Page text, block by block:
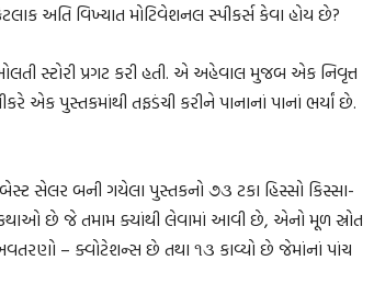
અતિ વિખ્યાત મોટિવેશનલ સ્પીકર્સ કેવા હોય છે?
સ્ટોરી પ્રગટ કરી હતી. એ અહેવાલ મુજબ એક નિવૃત્ત
એક પુસ્તકમાંથી તફડંચી કરીને પાનાનાં પાનાં ભર્યાં છે.
સેલર બની ગયેલા પુસ્તકનો ૭૩ ટકા હિસ્સો કિસ્સા-
છે જે તમામ ક્યાંથી લેવામાં આવી છે, એનો મૂળ સ્રોત
– ક્વોટેશન્સ છે તથા ૧૩ કાવ્યો છે જેમાંનાં પાંચ